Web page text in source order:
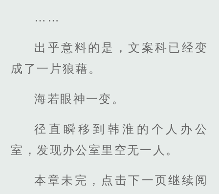
……
出乎意料的是，文案科已经变
成了一片狼藉。
海若眼神一变。
径直瞬移到韩淮的个人办公
室，发现办公室里空无一人。
本章未完，点击下一页继续阅